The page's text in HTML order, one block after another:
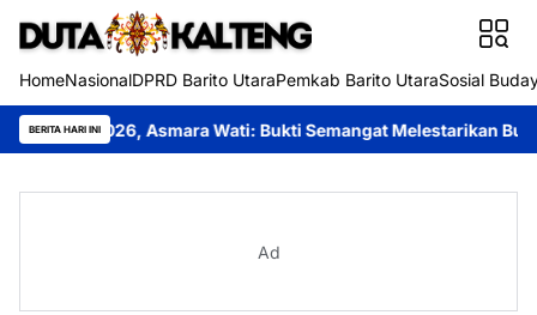
HomeNasionalDPRD Barito UtaraPemkab Barito UtaraSosial
BERITA HARI INI
Wati: Bukti Semangat Melestarikan Budaya Festival
Ad